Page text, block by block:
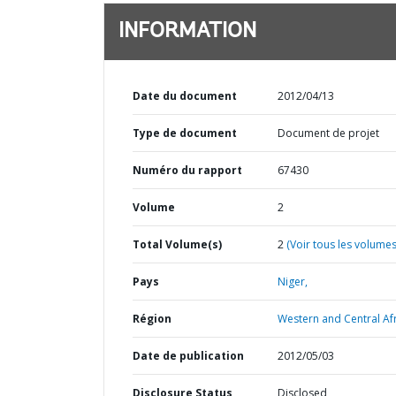
INFORMATION
Date du document 2012/04/13
Type de document Document de projet
Numéro du rapport 67430
Volume 2
Total Volume(s) 2 (Voir tous les
Pays Niger,
Région Western and Central
Date de publication 2012/05/03
Disclosure Status Disclosed